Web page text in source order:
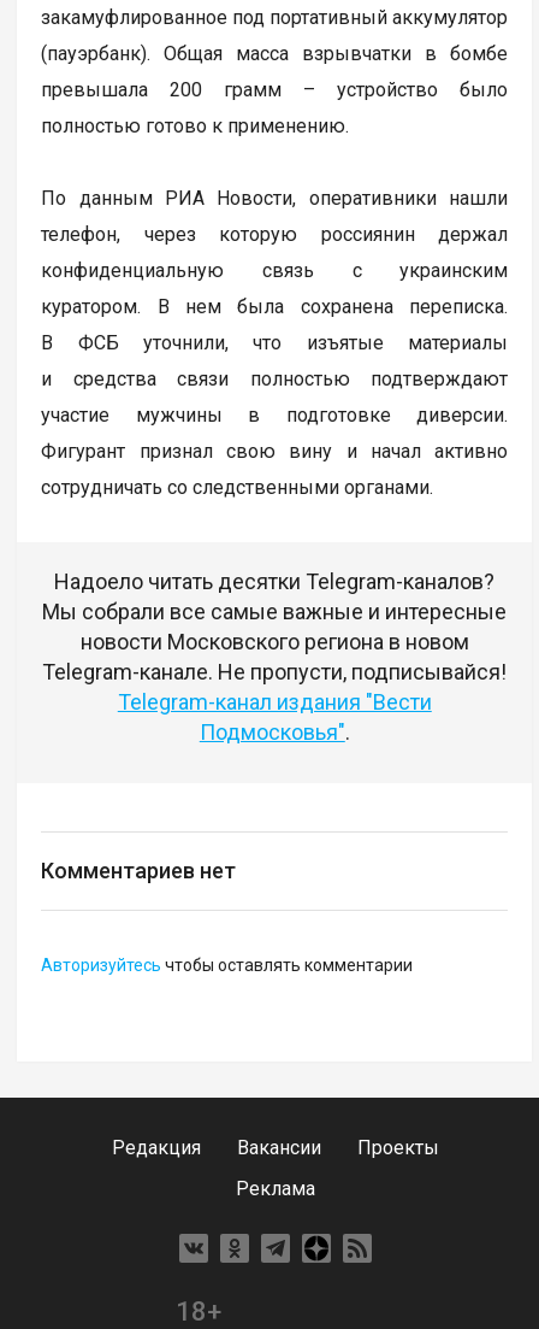
закамуфлированное под портативный аккумулятор
(пауэрбанк). Общая масса взрывчатки в бомбе
превышала 200 грамм – устройство было
полностью готово к применению.
По данным РИА Новости, оперативники нашли
телефон, через которую россиянин держал
конфиденциальную связь с украинским
куратором. В нем была сохранена переписка.
В ФСБ уточнили, что изъятые материалы
и средства связи полностью подтверждают
участие мужчины в подготовке диверсии.
Фигурант признал свою вину и начал активно
сотрудничать со следственными органами.
Надоело читать десятки Telegram-каналов?
Мы собрали все самые важные и интересные
новости Московского региона в новом
Telegram-канале. Не пропусти, подписывайся!
Telegram-канал издания "Вести
Подмосковья".
Комментариев нет
Авторизуйтесь чтобы оставлять комментарии
Редакция Вакансии
Проекты
Реклама
18+